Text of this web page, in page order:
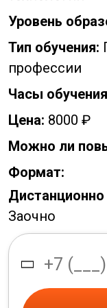
Уровень
Тип обучения:
профессии
Часы
Цена: 8000 ₽
Можно ли
Формат:
Заочно